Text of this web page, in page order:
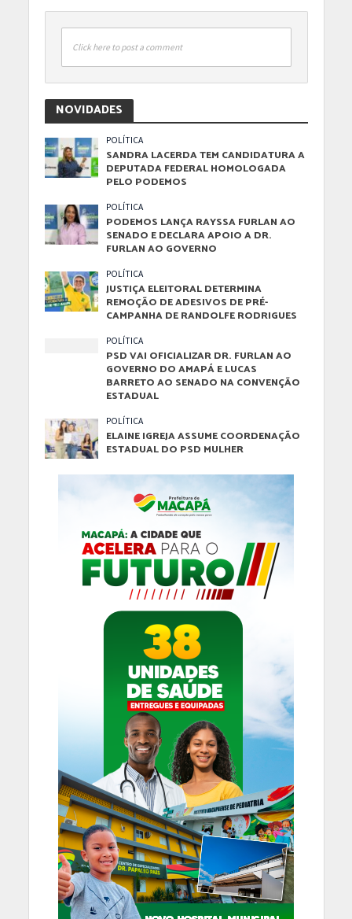
Click here to post a comment
NOVIDADES
POLÍTICA
SANDRA LACERDA TEM CANDIDATURA A
DEPUTADA FEDERAL HOMOLOGADA
PELO PODEMOS
POLÍTICA
PODEMOS LANÇA RAYSSA FURLAN AO
SENADO E DECLARA APOIO A DR.
FURLAN AO GOVERNO
POLÍTICA
JUSTIÇA ELEITORAL DETERMINA
REMOÇÃO DE ADESIVOS DE PRÉ-
CAMPANHA DE RANDOLFE RODRIGUES
POLÍTICA
PSD VAI OFICIALIZAR DR. FURLAN AO
GOVERNO DO AMAPÁ E LUCAS
BARRETO AO SENADO NA CONVENÇÃO
ESTADUAL
POLÍTICA
ELAINE IGREJA ASSUME COORDENAÇÃO
ESTADUAL DO PSD MULHER